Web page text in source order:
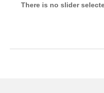
There is no slider